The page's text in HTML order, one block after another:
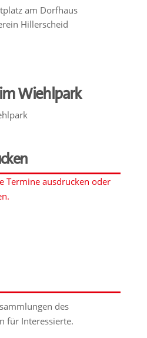
am Dorfhaus
Hillerscheid
Wiehlpark
Termine ausdrucken oder
des
für Interessierte.